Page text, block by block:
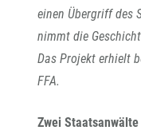
einen Übergriff des
nimmt die
Das Projekt erhielt
FFA.
Zwei Staatsanwälte